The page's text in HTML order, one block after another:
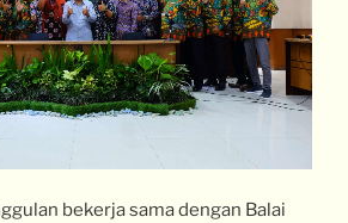
bekerja sama dengan Balai